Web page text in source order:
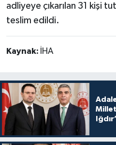
adliyeye çıkarılan 31 kişi
teslim edildi.
Kaynak: İHA